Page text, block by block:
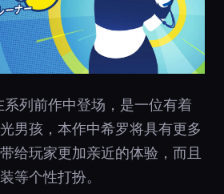
系列前作中登场，是一位有着
男孩，本作中希罗将具有更多
给玩家更加亲近的体验，而且
等个性打扮。